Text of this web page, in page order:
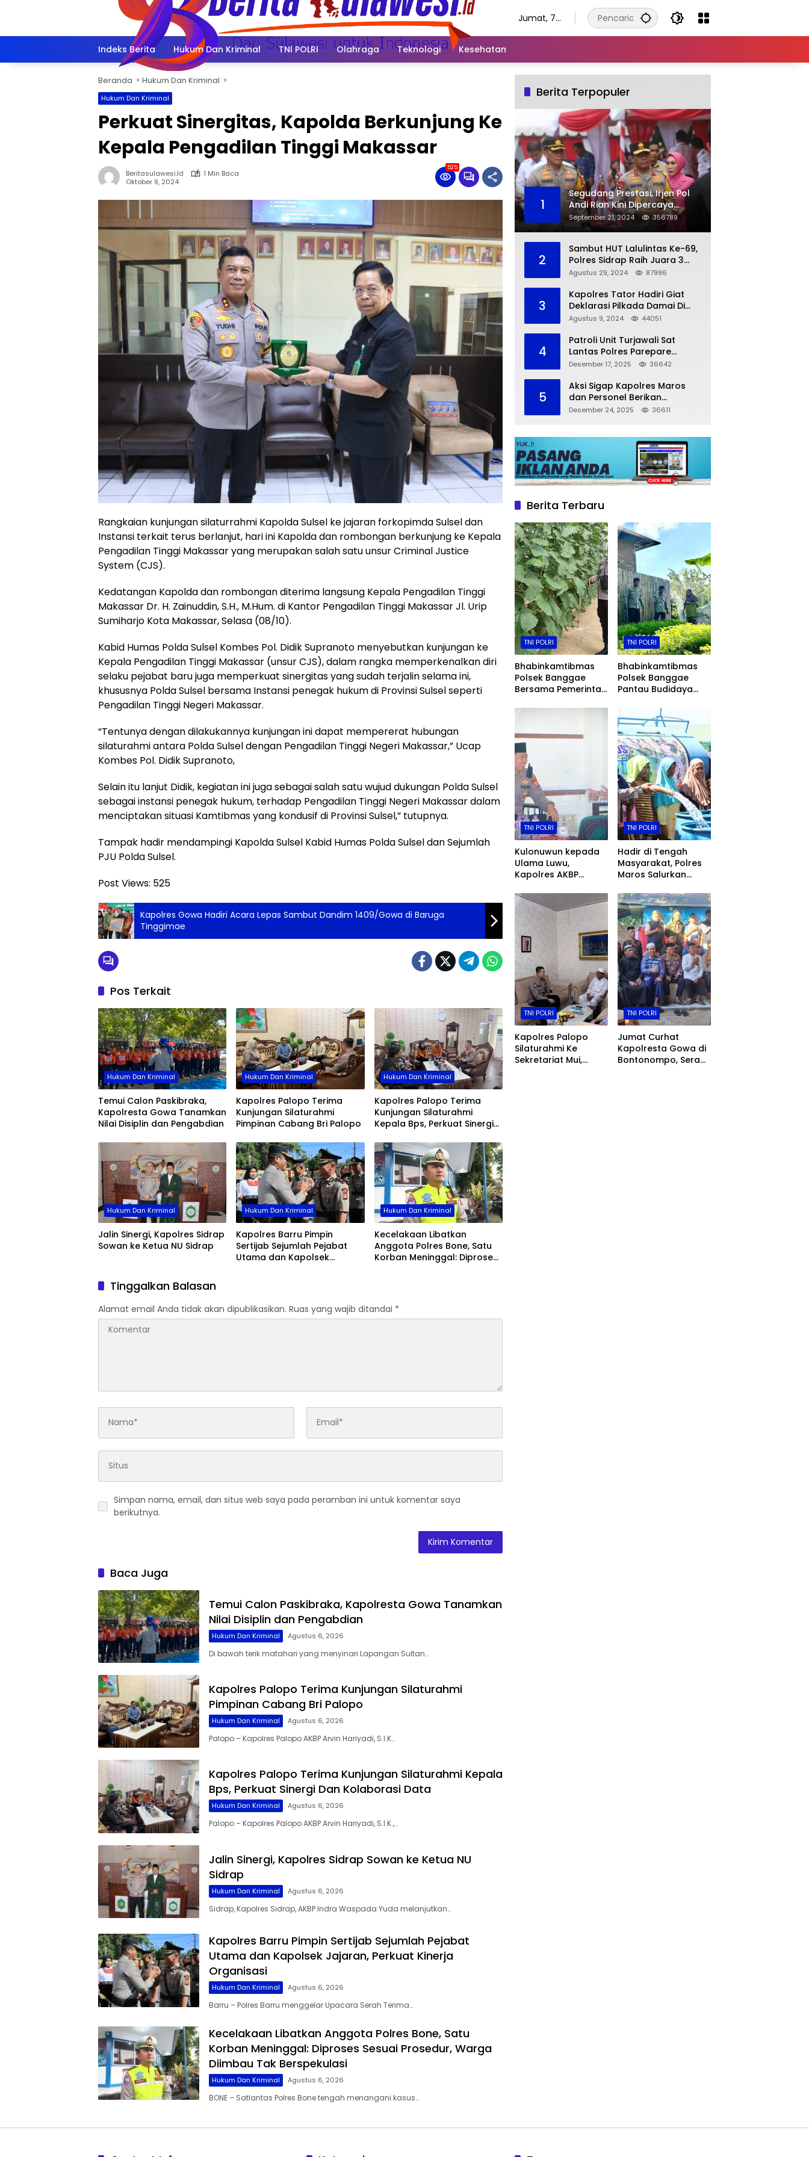
Jumat, 7
Indeks Berita Hukum Dan Kriminal TNI POLRI Olahraga Teknologi Kesehatan
Beranda Hukum Dan Kriminal
Hukum Dan Kriminal
Perkuat Sinergitas, Kapolda Berkunjung Ke
Kepala Pengadilan Tinggi Makassar
Beritasulawesi.id
1 Min Baca
Oktober 9, 2024
525
Rangkaian kunjungan silaturrahmi Kapolda Sulsel ke jajaran forkopimda Sulsel dan
Instansi terkait terus berlanjut, hari ini Kapolda dan rombongan berkunjung ke Kepala
Pengadilan Tinggi Makassar yang merupakan salah satu unsur Criminal Justice
System (CJS).
Kedatangan Kapolda dan rombongan diterima langsung Kepala Pengadilan Tinggi
Makassar Dr. H. Zainuddin, S.H., M.Hum. di Kantor Pengadilan Tinggi Makassar Jl. Urip
Sumiharjo Kota Makassar, Selasa (08/10).
Kabid Humas Polda Sulsel Kombes Pol. Didik Supranoto menyebutkan kunjungan ke
Kepala Pengadilan Tinggi Makassar (unsur CJS), dalam rangka memperkenalkan diri
selaku pejabat baru juga memperkuat sinergitas yang sudah terjalin selama ini,
khususnya Polda Sulsel bersama Instansi penegak hukum di Provinsi Sulsel seperti
Pengadilan Tinggi Negeri Makassar.
“Tentunya dengan dilakukannya kunjungan ini dapat mempererat hubungan
silaturahmi antara Polda Sulsel dengan Pengadilan Tinggi Negeri Makassar,” Ucap
Kombes Pol. Didik Supranoto,
Selain itu lanjut Didik, kegiatan ini juga sebagai salah satu wujud dukungan Polda Sulsel
sebagai instansi penegak hukum, terhadap Pengadilan Tinggi Negeri Makassar dalam
menciptakan situasi Kamtibmas yang kondusif di Provinsi Sulsel,” tutupnya.
Tampak hadir mendampingi Kapolda Sulsel Kabid Humas Polda Sulsel dan Sejumlah
PJU Polda Sulsel.
Post Views: 525
Kapolres Gowa Hadiri Acara Lepas Sambut Dandim 1409/Gowa di Baruga
Tinggimae
Pos Terkait
Hukum Dan Kriminal
Temui Calon Paskibraka,
Kapolresta Gowa Tanamkan
Nilai Disiplin dan Pengabdian
Hukum Dan Kriminal
Kapolres Palopo Terima
Kunjungan Silaturahmi
Pimpinan Cabang Bri Palopo
Hukum Dan Kriminal
Kapolres Palopo Terima
Kunjungan Silaturahmi
Kepala Bps, Perkuat Sinergi
Hukum Dan Kriminal
Jalin Sinergi, Kapolres Sidrap
Sowan ke Ketua NU Sidrap
Hukum Dan Kriminal
Kapolres Barru Pimpin
Sertijab Sejumlah Pejabat
Utama dan Kapolsek
Hukum Dan Kriminal
Kecelakaan Libatkan
Anggota Polres Bone, Satu
Korban Meninggal: Diproses
Tinggalkan Balasan
Alamat email Anda tidak akan dipublikasikan. Ruas yang wajib ditandai *
Simpan nama, email, dan situs web saya pada peramban ini untuk komentar saya
berikutnya.
Baca Juga
Temui Calon Paskibraka, Kapolresta Gowa Tanamkan
Nilai Disiplin dan Pengabdian
Hukum Dan Kriminal Agustus 6, 2026
Di bawah terik matahari yang menyinari Lapangan Sultan…
Kapolres Palopo Terima Kunjungan Silaturahmi
Pimpinan Cabang Bri Palopo
Hukum Dan Kriminal Agustus 6, 2026
Palopo – Kapolres Palopo AKBP Arvin Hariyadi, S.I.K…
Kapolres Palopo Terima Kunjungan Silaturahmi Kepala
Bps, Perkuat Sinergi Dan Kolaborasi Data
Hukum Dan Kriminal Agustus 6, 2026
Palopo – Kapolres Palopo AKBP Arvin Hariyadi, S.I.K.,…
Jalin Sinergi, Kapolres Sidrap Sowan ke Ketua NU
Sidrap
Hukum Dan Kriminal Agustus 6, 2026
Sidrap, Kapolres Sidrap, AKBP Indra Waspada Yuda melanjutkan…
Kapolres Barru Pimpin Sertijab Sejumlah Pejabat
Utama dan Kapolsek Jajaran, Perkuat Kinerja
Organisasi
Hukum Dan Kriminal Agustus 6, 2026
Barru – Polres Barru menggelar Upacara Serah Terima…
Kecelakaan Libatkan Anggota Polres Bone, Satu
Korban Meninggal: Diproses Sesuai Prosedur, Warga
Diimbau Tak Berspekulasi
Hukum Dan Kriminal Agustus 6, 2026
BONE – Satlantas Polres Bone tengah menangani kasus…
Berita Terpopuler
1
Segudang Prestasi, Irjen Pol
Andi Rian Kini Dipercaya
Jabat Kapolda Ketiga Kalinya
September 21, 2024 356789
2
Sambut HUT Lalulintas Ke-69,
Polres Sidrap Raih Juara 3
dalam Kompetisi Pocil Zona 5
Agustus 29, 2024 87996
3
Kapolres Tator Hadiri Giat
Deklarasi Pilkada Damai Di
Makassar
Agustus 9, 2024 44051
4
Patroli Unit Turjawali Sat
Lantas Polres Parepare
Lakukan Pemantauan Area
Desember 17, 2025 36642
5
Aksi Sigap Kapolres Maros
dan Personel Berikan
Pertolongan Korban
Desember 24, 2025 36611
Berita Terbaru
TNI POLRI
Bhabinkamtibmas
Polsek Banggae
Bersama Pemerintah
Dukung Ketahanan
Pangan di Majene
TNI POLRI
Bhabinkamtibmas
Polsek Banggae
Pantau Budidaya
Perkuat Ketahanan
Pangan di Pangale
TNI POLRI
Kulonuwun kepada
Ulama Luwu,
Kapolres AKBP
Wibowo Mohon
Bimbingan Menjaga
Amanah untuk
Negeri
TNI POLRI
Hadir di Tengah
Masyarakat, Polres
Maros Salurkan
Bontoa
TNI POLRI
Kapolres Palopo
Silaturahmi Ke
Sekretariat Mui,
TNI POLRI
Jumat Curhat
Kapolresta Gowa di
Bontonompo, Serap